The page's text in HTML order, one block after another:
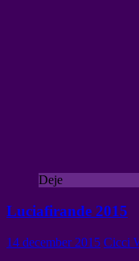
Deje
Luciafirande 2015
14 december 2015 Cicci